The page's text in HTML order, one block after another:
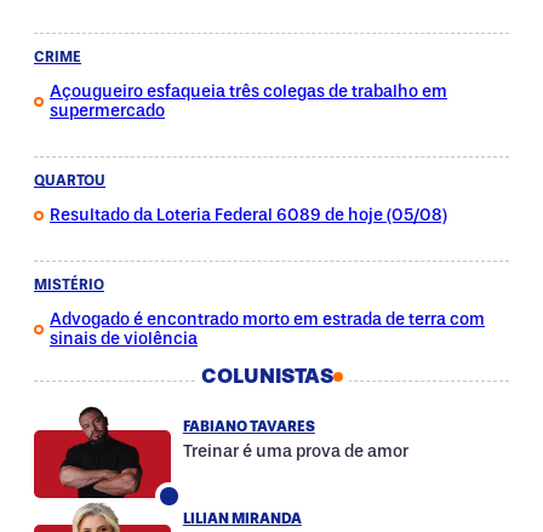
CRIME
Açougueiro esfaqueia três colegas de trabalho em
supermercado
QUARTOU
Resultado da Loteria Federal 6089 de hoje (05/08)
MISTÉRIO
Advogado é encontrado morto em estrada de terra com
sinais de violência
COLUNISTAS
FABIANO TAVARES
Treinar é uma prova de amor
LILIAN MIRANDA